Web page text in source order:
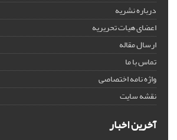
درباره نشریه
اعضای هیات تحریریه
ارسال مقاله
تماس با ما
واژه نامه اختصاصی
نقشه سایت
آخرین اخبار